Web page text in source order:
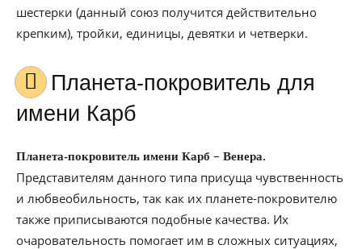
шестерки (данный союз получится действительно
крепким), тройки, единицы, девятки и четверки.
Планета-покровитель для
имени Карб
Планета-покровитель имени Карб – Венера.
Представителям данного типа присуща чувственность
и любвеобильность, так как их планете-покровителю
также приписываются подобные качества. Их
очаровательность помогает им в сложных ситуациях,